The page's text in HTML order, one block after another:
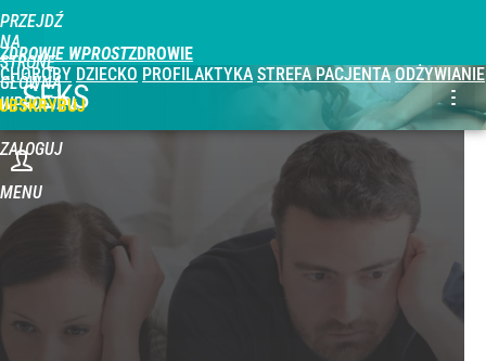
PRZEJDŹ
NA
STRONĘ
GŁÓWNĄ
WPROST.PL
ZDROWIE WPROST
CHOROBY DZIECKO PROFILAKTYKA STREFA PACJENTA ODŻYWIANIE
ZALOGUJ
MENU
SEKS